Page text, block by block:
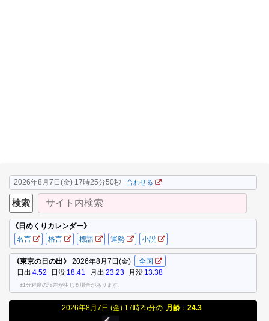
2026年8月7日(金) 17時25分51秒 合わせる